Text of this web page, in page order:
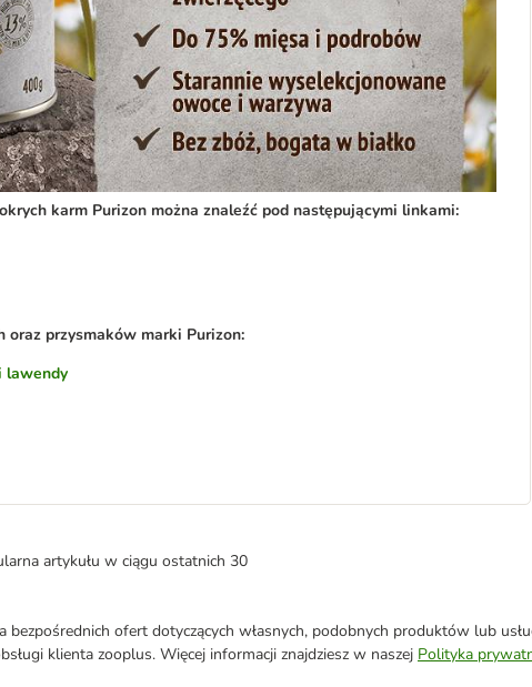
karm Purizon można znaleźć pod następującymi linkami:
oraz przysmaków marki Purizon:
lawendy
artykułu w ciągu ostatnich 30
ofert dotyczących własnych, podobnych produktów lub
klienta zooplus. Więcej informacji znajdziesz w naszej Polityka